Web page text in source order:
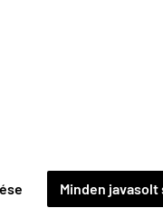
Minden